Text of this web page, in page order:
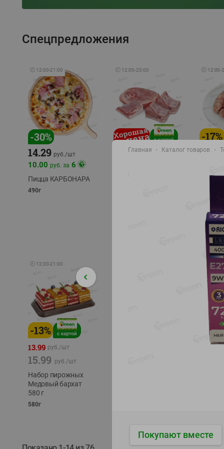
Спецпредложения
🕘 12:00-21:00
-30%
14.29 руб./шт
10.00 руб. за 6
Пицца КАРБОНАРА
490г
🕘 12:00-20:00
10.49 руб./кг
🕘 12:00-
-17%
9.99
охлажд
🕘 12:00-21:00
-13%
13.99 руб./шт
15.99 руб./шт
Набор пирожных
Медовый бархат
580 г
580г
24%
4.99
Главная Каталог товаров
Покупают вместе